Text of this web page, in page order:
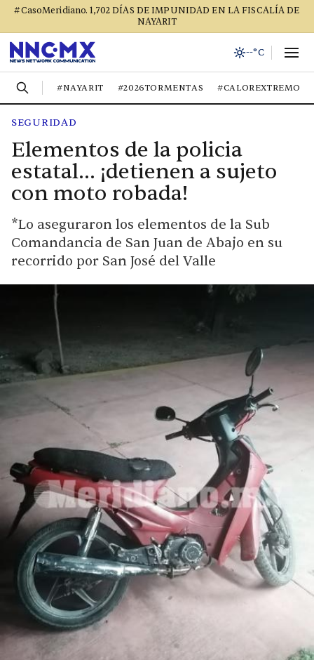
#CasoMeridiano. 1,702 DÍAS DE IMPUNIDAD EN LA FISCALÍA DE
NAYARIT
--°C
#NAYARIT #2026TORMENTAS #CALOREXTREMO
SEGURIDAD
Elementos de la policia
estatal… ¡detienen a sujeto
con moto robada!
*Lo aseguraron los elementos de la Sub
Comandancia de San Juan de Abajo en su
recorrido por San José del Valle